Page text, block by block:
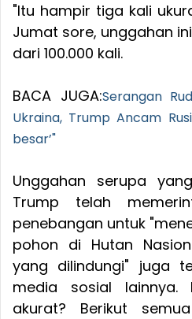
"Itu hampir tiga kali
Jumat sore, unggahan
dari 100.000 kali.
BACA JUGA:Serangan
Ukraina, Trump Ancam
besar’"
Unggahan serupa
Trump telah
penebangan untuk
pohon di Hutan
yang dilindungi" juga
media sosial lainnya.
akurat? Berikut